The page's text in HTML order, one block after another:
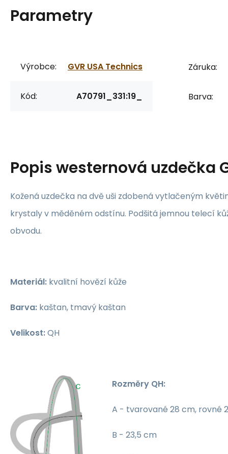
Parametry
Výrobce: GVR USA Technics
Kód: A70791_331:19_
Záruka:
Barva:
Popiswesternová uzdečka
Kožená uzdečka na dvě uši zdobená vytlačeným
krystaly v měděném odstínu. Podšitá jemnou telecí
obvodu.
Materiál: kvalitní hovězí kůže
Barva: kaštan, tmavý kaštan
Velikost:QH
Rozměry QH:
A - tvarované 28 cm, rovné
B - 23,5 cm